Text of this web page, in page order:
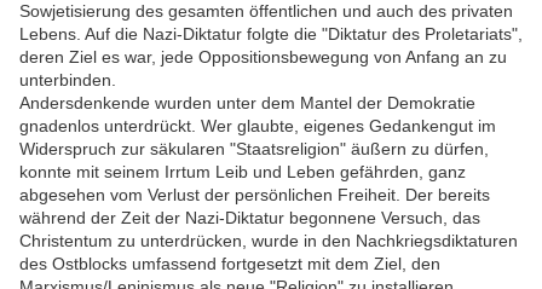
Sowjetisierung des gesamten öffentlichen und auch des privaten
Lebens. Auf die Nazi-Diktatur folgte die "Diktatur des Proletariats",
deren Ziel es war, jede Oppositionsbewegung von Anfang an zu
unterbinden.
Andersdenkende wurden unter dem Mantel der Demokratie
gnadenlos unterdrückt. Wer glaubte, eigenes Gedankengut im
Widerspruch zur säkularen "Staatsreligion" äußern zu dürfen,
konnte mit seinem Irrtum Leib und Leben gefährden, ganz
abgesehen vom Verlust der persönlichen Freiheit. Der bereits
während der Zeit der Nazi-Diktatur begonnene Versuch, das
Christentum zu unterdrücken, wurde in den Nachkriegsdiktaturen
des Ostblocks umfassend fortgesetzt mit dem Ziel, den